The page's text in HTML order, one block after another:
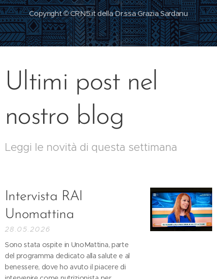
Copyright © CRN5.it della Dr.ssa Grazia Sardanu
Ultimi post nel
nostro blog
Leggi le novità di questa settimana
Intervista RAI
Unomattina
28.05.2026
Sono stata ospite in UnoMattina, parte
del programma dedicato alla salute e al
benessere, dove ho avuto il piacere di